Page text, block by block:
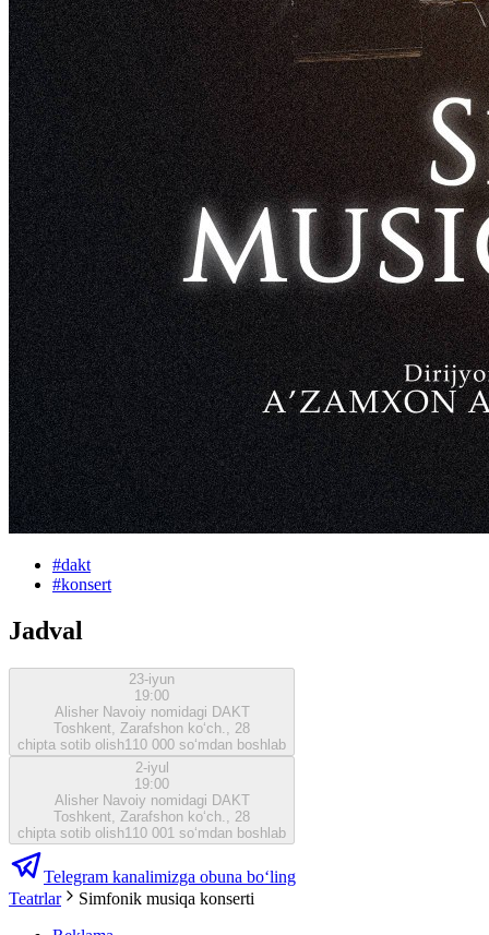
#dakt
#konsert
Jadval
23-iyun
19:00
Alisher Navoiy nomidagi DAKT
Toshkent, Zarafshon ko‘ch., 28
chipta sotib olish110 000 so‘mdan boshlab
2-iyul
19:00
Alisher Navoiy nomidagi DAKT
Toshkent, Zarafshon ko‘ch., 28
chipta sotib olish110 001 so‘mdan boshlab
Telegram kanalimizga obuna bo‘ling
Teatrlar
Simfonik musiqa konserti